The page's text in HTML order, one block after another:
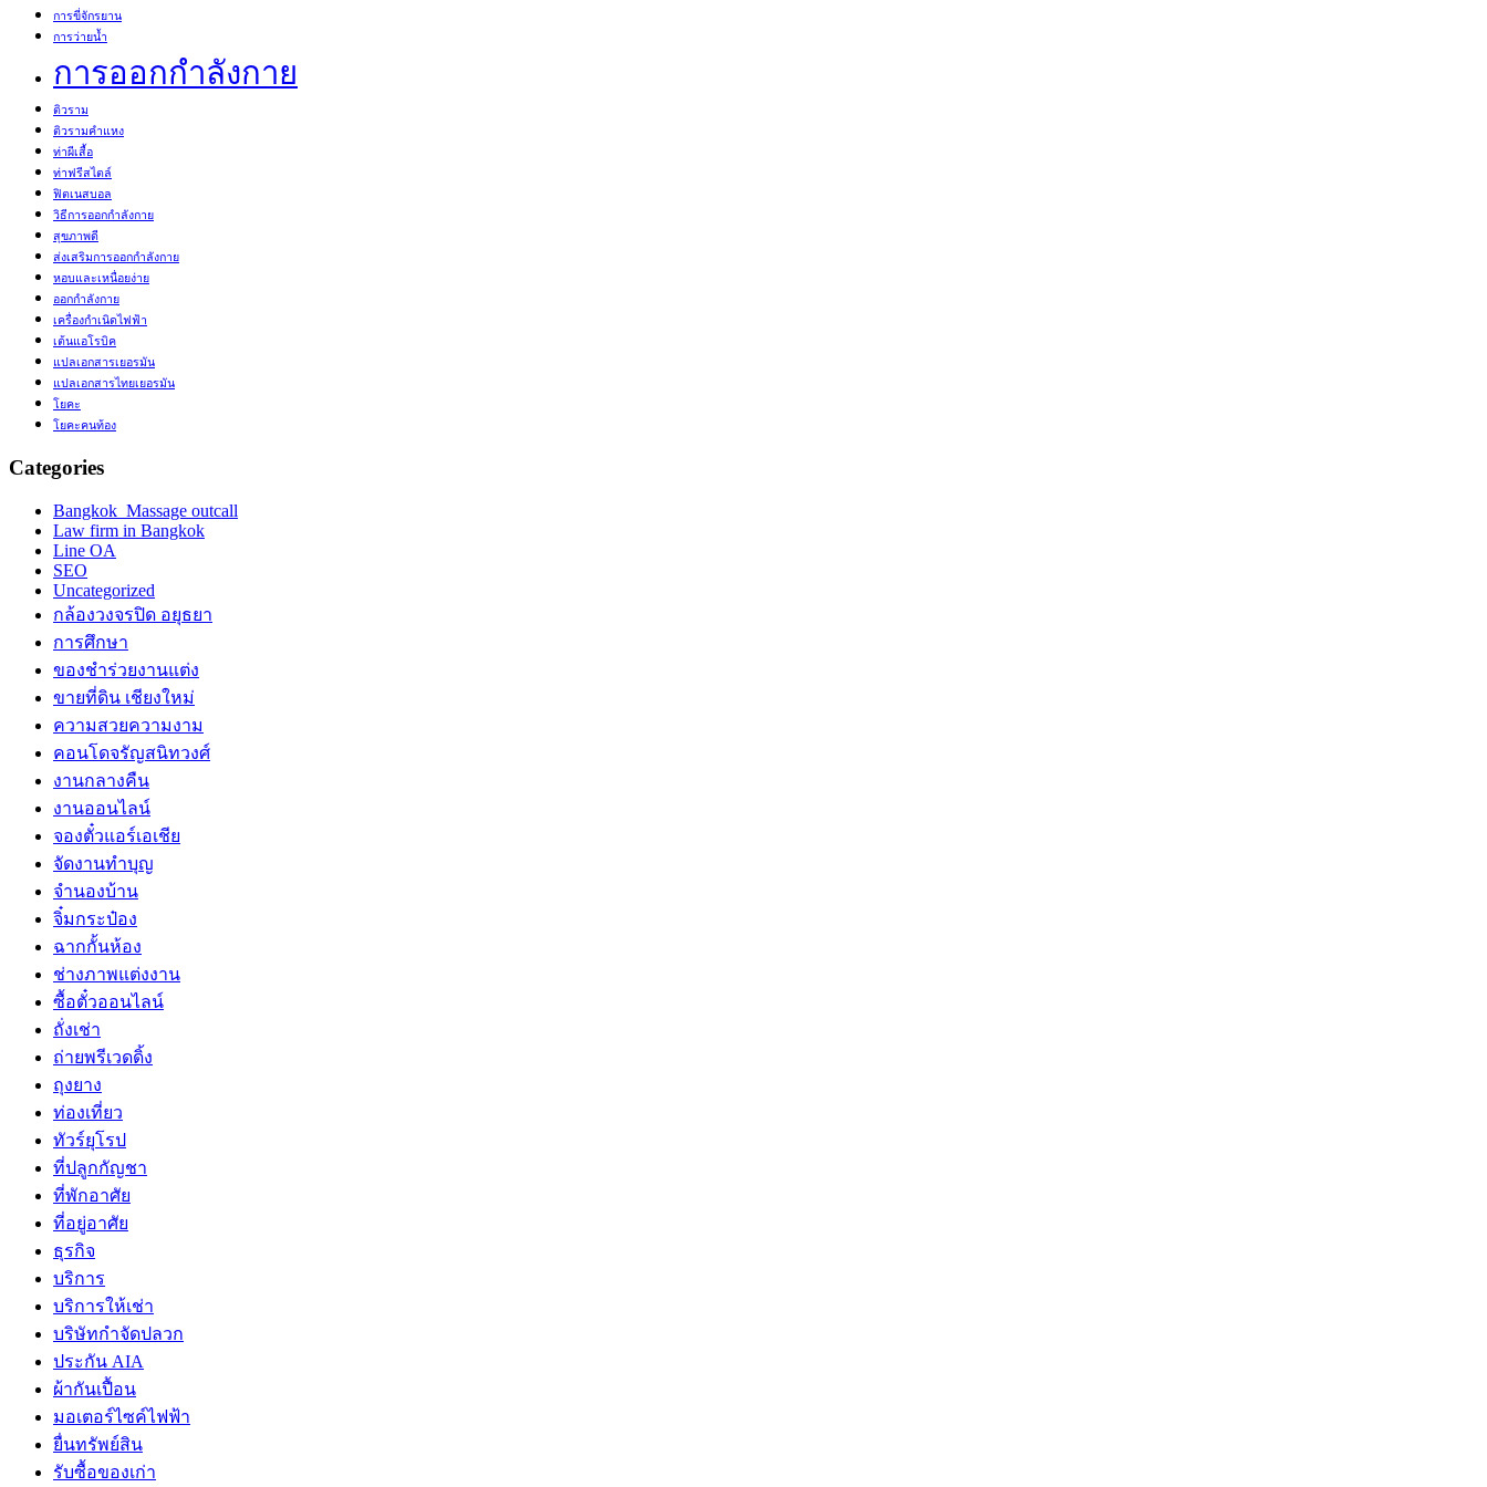
การขี่จักรยาน
การว่ายน้ำ
การออกกำลังกาย
ติวราม
ติวรามคำแหง
ท่าผีเสื้อ
ท่าฟรีสไตล์
ฟิตเนสบอล
วิธีการออกกำลังกาย
สุขภาพดี
ส่งเสริมการออกกำลังกาย
หอบและเหนื่อยง่าย
ออกกำลังกาย
เครื่องกำเนิดไฟฟ้า
เต้นแอโรบิค
แปลเอกสารเยอรมัน
แปลเอกสารไทยเยอรมัน
โยคะ
โยคะคนท้อง
Categories
Bangkok Massage outcall
Law firm in Bangkok
Line OA
SEO
Uncategorized
กล้องวงจรปิด อยุธยา
การศึกษา
ของชำร่วยงานแต่ง
ขายที่ดิน เชียงใหม่
ความสวยความงาม
คอนโดจรัญสนิทวงศ์
งานกลางคืน
งานออนไลน์
จองตั๋วแอร์เอเชีย
จัดงานทำบุญ
จำนองบ้าน
จิ๋มกระป๋อง
ฉากกั้นห้อง
ช่างภาพแต่งงาน
ซื้อตั๋วออนไลน์
ถั่งเช่า
ถ่ายพรีเวดดิ้ง
ถุงยาง
ท่องเที่ยว
ทัวร์ยุโรป
ที่ปลูกกัญชา
ที่พักอาศัย
ที่อยู่อาศัย
ธุรกิจ
บริการ
บริการให้เช่า
บริษัทกำจัดปลวก
ประกัน AIA
ผ้ากันเปื้อน
มอเตอร์ไซค์ไฟฟ้า
ยื่นทรัพย์สิน
รับซื้อของเก่า